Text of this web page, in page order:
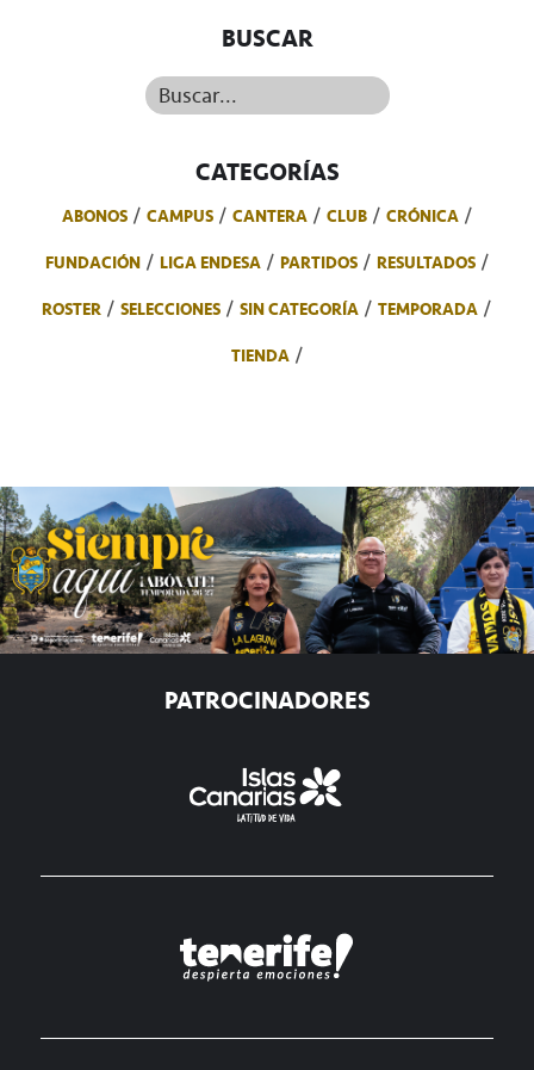
BUSCAR
Buscar...
CATEGORÍAS
ABONOS CAMPUS CANTERA CLUB
CRÓNICA
FUNDACIÓN
LIGA ENDESA PARTIDOS
RESULTADOS
ROSTER
SELECCIONES SIN CATEGORÍA
TEMPORADA
TIENDA
PATROCINADORES